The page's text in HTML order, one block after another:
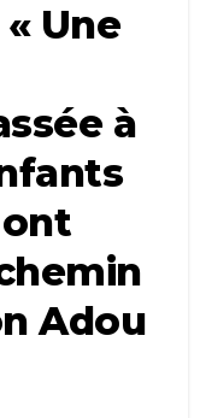
« Une
à
ont
Adou